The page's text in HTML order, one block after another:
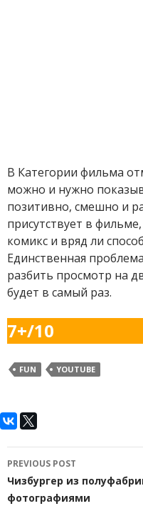
В Категории фильма
можно и нужно
позитивно, смешно и
присутствует в
комикс и вряд ли
Единственная
разбить просмотр на
будет в самый раз.
7+/10
FUN YOUTUBE
Post
navigation
PREVIOUS POST
Чизбургер из
фотографиями